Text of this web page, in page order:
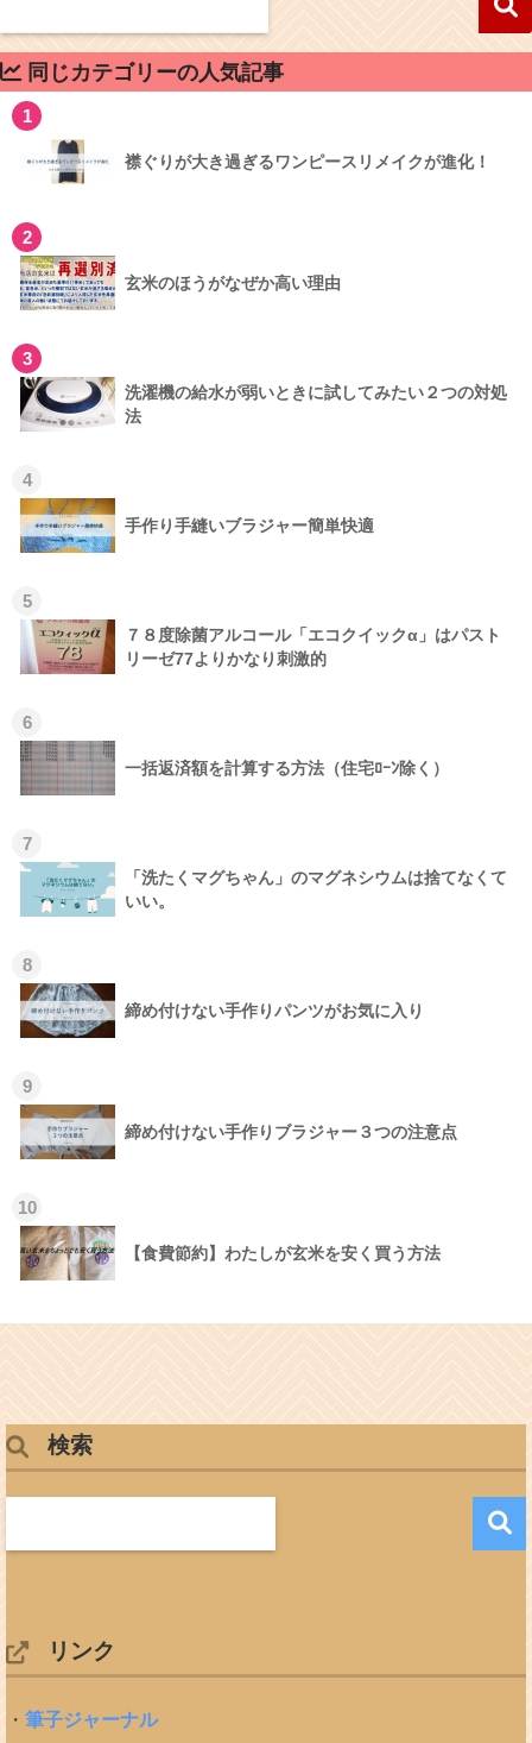
同じカテゴリーの人気記事
1
襟ぐりが大き過ぎるワンピースリメイクが進化！
2
玄米のほうがなぜか高い理由
3
洗濯機の給水が弱いときに試してみたい２つの対処
法
4
手作り手縫いブラジャー簡単快適
5
７８度除菌アルコール「エコクイックα」はパスト
リーゼ77よりかなり刺激的
6
一括返済額を計算する方法（住宅ﾛｰﾝ除く）
7
「洗たくマグちゃん」のマグネシウムは捨てなくて
いい。
8
締め付けない手作りパンツがお気に入り
9
締め付けない手作りブラジャー３つの注意点
10
【食費節約】わたしが玄米を安く買う方法
検索
リンク
・ 筆子ジャーナル